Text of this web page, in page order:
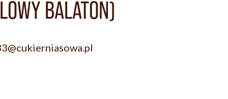
BALATON)